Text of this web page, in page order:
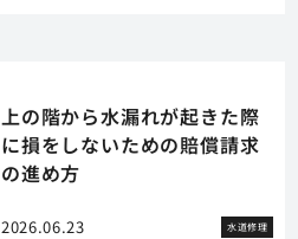
上の階から水漏れが起きた際
に損をしないための賠償請求
の進め方
2026.06.23 水道修理